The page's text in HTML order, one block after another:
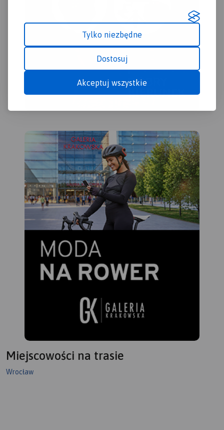
Tylko niezbędne
Dostosuj
Akceptuj wszystkie
Miejscowości na trasie
Wrocław